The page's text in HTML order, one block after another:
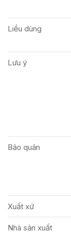
Liều dùng
Lưu ý
Bảo quản
Xuất xứ
Nhà sản xuất